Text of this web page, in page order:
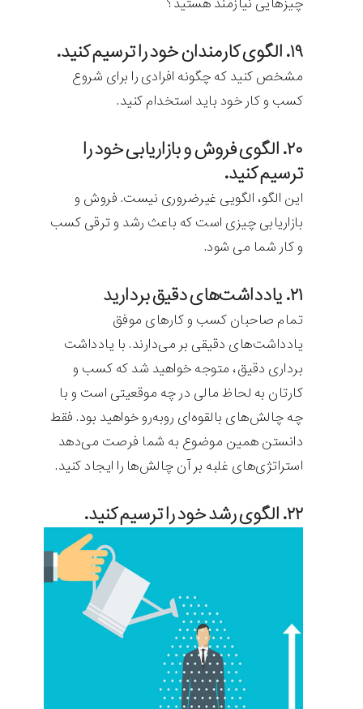
۱۹. الگوی کارمندان خود را ترسیم کنید.
مشخص کنید که چگونه افرادی را برای شروع
کسب و کار خود باید استخدام کنید.
۲۰. الگوی فروش و بازاریابی خود را
ترسیم کنید.
این الگو، الگویی غیرضروری نیست. فروش و
بازاریابی چیزی است که باعث رشد و ترقی کسب
و کار شما می شود.
۲۱. یادداشت‌های دقیق بردارید
تمام صاحبان کسب و کارهای موفق
یادداشت‌های دقیقی بر می‌دارند. با یادداشت
برداری دقیق، متوجه خواهید شد که کسب و
کارتان به لحاظ مالی در چه موقعیتی است و با
چه چالش‌های بالقوه‌ای روبه‌رو خواهید بود. فقط
دانستن همین موضوع به شما فرصت می‌دهد
استراتژی‌های غلبه بر آن چالش‌ها را ایجاد کنید.
۲۲. الگوی رشد خود را ترسیم کنید.